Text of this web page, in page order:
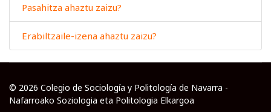
Pasahitza ahaztu zaizu?
Erabiltzaile-izena ahaztu zaizu?
© 2026 Colegio de Sociología y Politología de Navarra -
Nafarroako Soziologia eta Politologia Elkargoa